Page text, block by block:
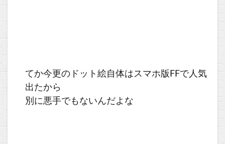
てか今更のドット絵自体はスマホ版FFで人気
出たから
別に悪手でもないんだよな